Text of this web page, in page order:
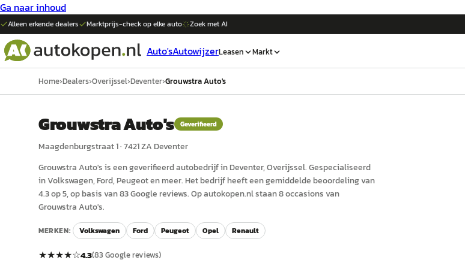
Ga naar inhoud
Alleen erkende dealers Marktprijs-check op elkeauto Zoek met AI
Auto'sAutowijzerLeasen Markt
Home›Dealers›Overijssel›Deventer›Grouwstra Auto's
Grouwstra Auto's Geverifieerd
Maagdenburgstraat 1·7421 ZA Deventer
Grouwstra Auto'sis eengeverifieerdautobedrijf inDeventer, Overijssel.Gespecialiseerd
in Volkswagen, Ford, Peugeot en meer. Het bedrijf heeft een gemiddelde beoordeling van
4.3 op 5, op basis van 83 Google reviews.Op autokopen.nl staan 8 occasions van
Grouwstra Auto's.
MERKEN: Volkswagen Ford Peugeot Opel Renault
★★★★☆4.3(83 Google reviews)